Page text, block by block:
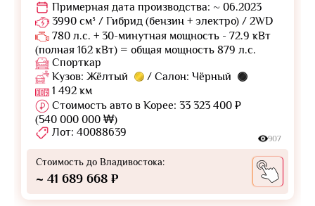
Примерная дата производства: ~ 06.2023
3990 см³ / Гибрид (бензин + электро) / 2WD
780 л.с. + 30-минутная мощность - 72.9 кВт
(полная 162 кВт) = общая мощность 879 л.с.
Спорткар
Кузов: Жёлтый
/ Салон: Чёрный
1 492 км
Стоимость авто в Корее: 33 323 400 ₽
(540 000 000 ₩)
Лот: 40088639
907
Стоимость до Владивостока:
~ 41 689 668 ₽